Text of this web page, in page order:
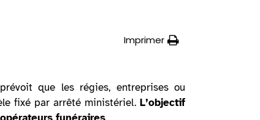
Imprimer
que les régies, entreprises ou
fixé par arrêté ministériel. L’objectif